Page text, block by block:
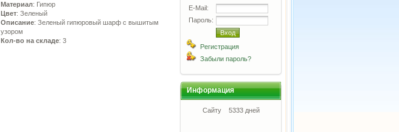
Материал: Гипюр
Цвет: Зеленый
Описание: Зеленый гипюровый шарф с вышитым
узором
Кол-во на складе: 3
E-Mail:
Пароль:
Регистрация
Забыли пароль?
Информация
Сайту 5333 дней